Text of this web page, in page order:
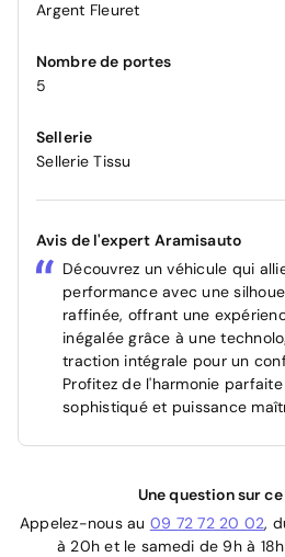
Argent Fleuret
Nombre de portes
5
Sellerie
Sellerie Tissu
Avis de l'expert Aramisauto
Découvrez un véhicule qui
performance avec une
raffinée, offrant une
inégalée grâce à une
traction intégrale pour un
Profitez de l'harmonie
sophistiqué et puissance
Une question sur
Appelez-nous au 09 72 72 20 02,
à 20h et le samedi de 9h à